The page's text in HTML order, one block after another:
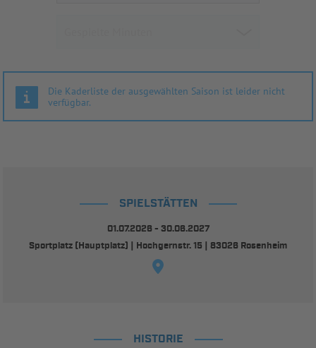
Die Kaderliste der ausgewählten Saison ist leider nicht
verfügbar.
SPIELSTÄTTEN
01.07.2026 - 30.06.2027
Sportplatz (Hauptplatz) | Hochgernstr. 15 | 83026 Rosenheim
HISTORIE